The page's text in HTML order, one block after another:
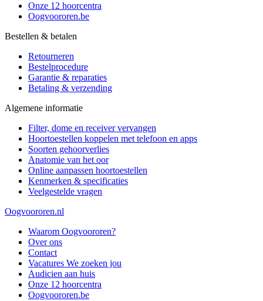
Onze 12 hoorcentra
Oogvoororen.be
Bestellen & betalen
Retourneren
Bestelprocedure
Garantie & reparaties
Betaling & verzending
Algemene informatie
Filter, dome en receiver vervangen
Hoortoestellen koppelen met telefoon en apps
Soorten gehoorverlies
Anatomie van het oor
Online aanpassen hoortoestellen
Kenmerken & specificaties
Veelgestelde vragen
Oogvoororen.nl
Waarom Oogvoororen?
Over ons
Contact
Vacatures We zoeken jou
Audicien aan huis
Onze 12 hoorcentra
Oogvoororen.be